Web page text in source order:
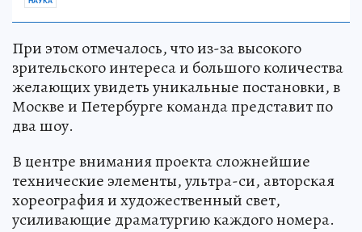
При этом отмечалось, что из-за высокого
зрительского интереса и большого количества
желающих увидеть уникальные постановки, в
Москве и Петербурге команда представит по
два шоу.
В центре внимания проекта сложнейшие
технические элементы, ультра-си, авторская
хореография и художественный свет,
усиливающие драматургию каждого номера.